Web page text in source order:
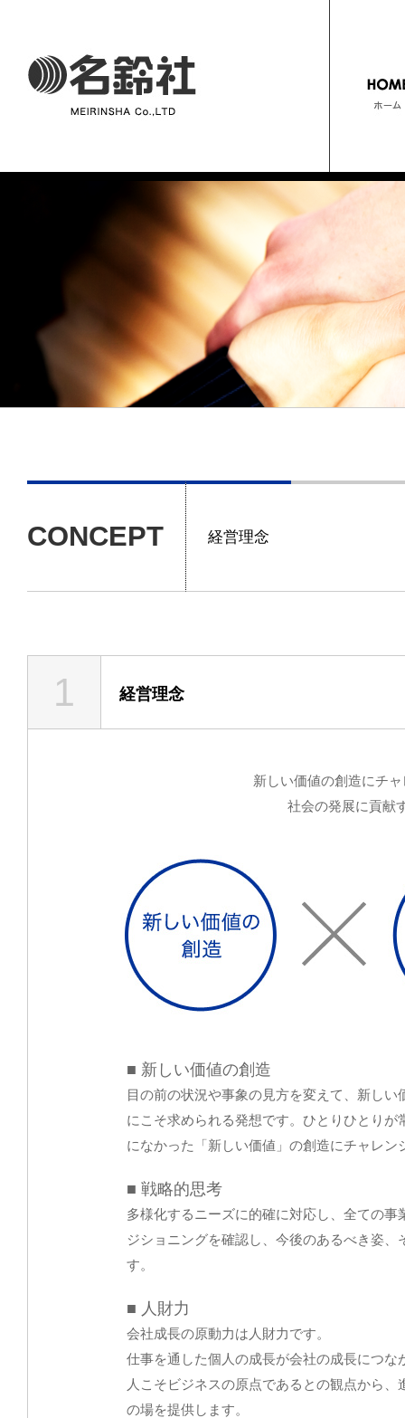
CONCEPT 経営理念
1 経営理念
新しい価値の創造にチ
社会の発展に貢献
■ 新しい価値の創造
目の前の状況や事象の見方を変えて、新し
にこそ求められる発想です。ひとりひとり
になかった「新しい価値」の創造にチャレン
■ 戦略的思考
多様化するニーズに的確に対応し、全ての
ジショニングを確認し、今後のあるべき姿
す。
■ 人財力
会社成長の原動力は人財力です。
仕事を通した個人の成長が会社の成長につな
人こそビジネスの原点であるとの観点から
の場を提供します。